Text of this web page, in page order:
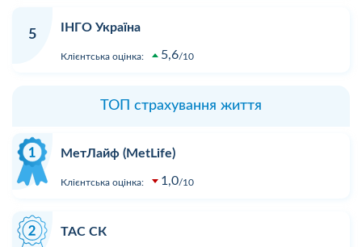
5
ІНГО Україна
Клієнтська оцінка: 5,6 10
ТОП страхування життя
МетЛайф (MetLife)
Клієнтська оцінка: 1,0 10
ТАС СК